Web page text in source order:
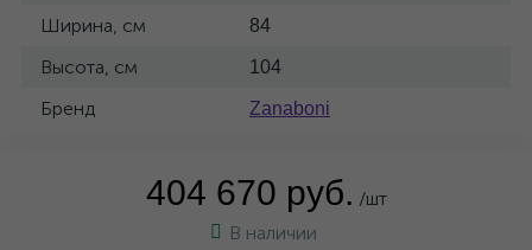
Ширина, см 84
Высота, см 104
Бренд Zanaboni
404 670 руб. /шт
В наличии